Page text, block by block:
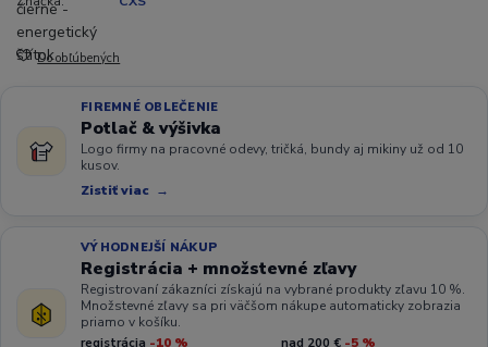
Do obľúbených
FIREMNÉ OBLEČENIE
Potlač & výšivka
Logo firmy na pracovné odevy, tričká, bundy aj mikiny už od 10
kusov.
Zistiť viac
VÝHODNEJŠÍ NÁKUP
Registrácia + množstevné zľavy
Registrovaní zákazníci získajú na vybrané produkty zľavu 10 %.
Množstevné zľavy sa pri väčšom nákupe automaticky zobrazia
priamo v košíku.
registrácia -10 % nad 200 € -5 %